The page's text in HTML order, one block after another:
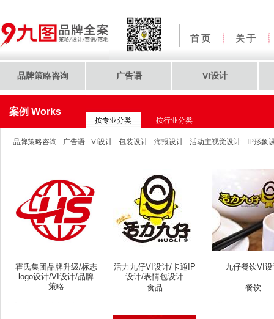
首页 关于
品牌策略咨询 广告语 VI设计
案例 Works
按专业分类 按行业分类
品牌策略咨询 广告语 VI设计 包装设计 海报设计 活动主视觉设计 IP形象
霍氏集团品牌升级/标志
logo设计/VI设计/品牌
策略
活力九仔VI设计/卡通IP
设计/表情包设计
食品
九仔餐饮VI
餐饮